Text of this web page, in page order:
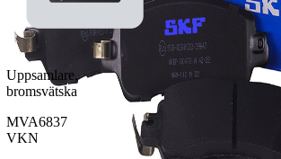
Uppsamlare,
bromsvätska
MVA6837
VKN